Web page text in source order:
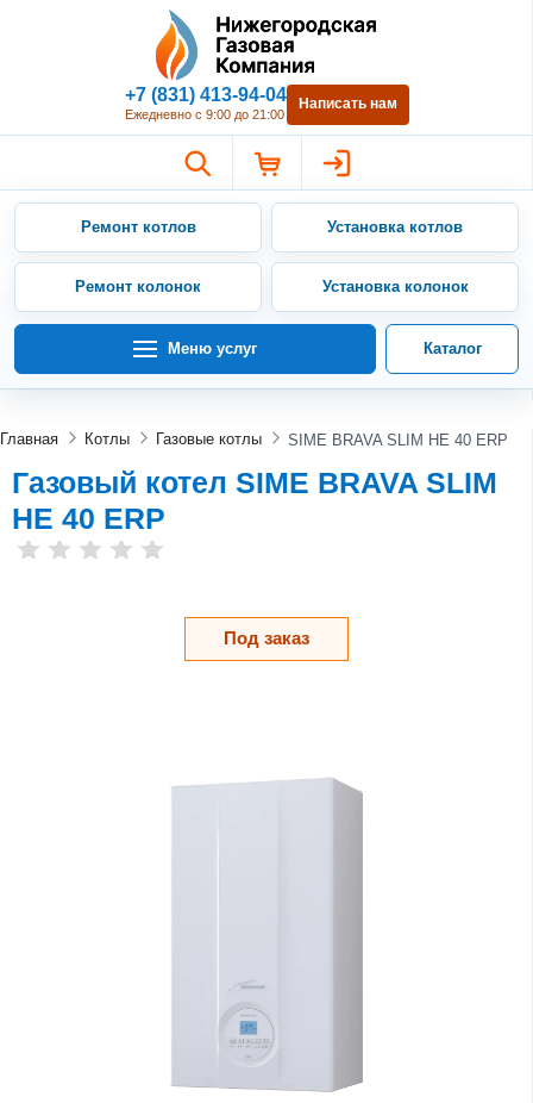
Нижегородская Газовая
+7 (831) 413-94-04
Ежедневно с 9:00 до 21:00
Написать нам
Ремонт котлов Установка котлов
Ремонт колонок Установка колонок
Меню услуг Каталог
Главная Котлы Газовые котлы SIME BRAVA SLIM HE 40 ERP
Газовый котел SIME BRAVA SLIM
HE 40 ERP
Под заказ